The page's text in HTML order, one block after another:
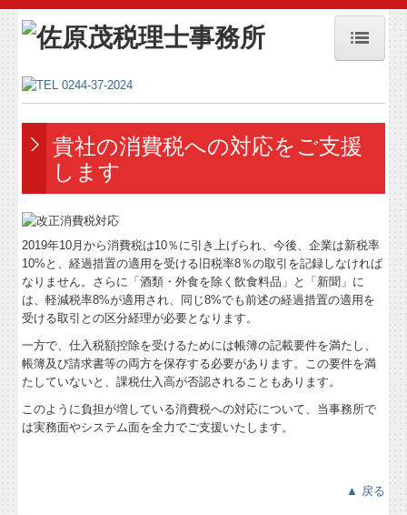
ホーム
事務所紹介
メディア掲載
事務所方針
セミナー案内
お問合せ
個人情報保護方針
FAQ
貴社の消費税への対応をご支援
します
2019年10月から消費税は10％に引き上げられ、今後、企業は新税率
10%と、経過措置の適用を受ける旧税率8％の取引を記録しなければ
なりません。さらに「酒類・外食を除く飲食料品」と「新聞」に
は、軽減税率8%が適用され、同じ8%でも前述の経過措置の適用を
受ける取引との区分経理が必要となります。
一方で、仕入税額控除を受けるためには帳簿の記載要件を満たし、
帳簿及び請求書等の両方を保存する必要があります。この要件を満
たしていないと、課税仕入高が否認されることもあります。
このように負担が増している消費税への対応について、当事務所で
は実務面やシステム面を全力でご支援いたします。
▲ 戻る